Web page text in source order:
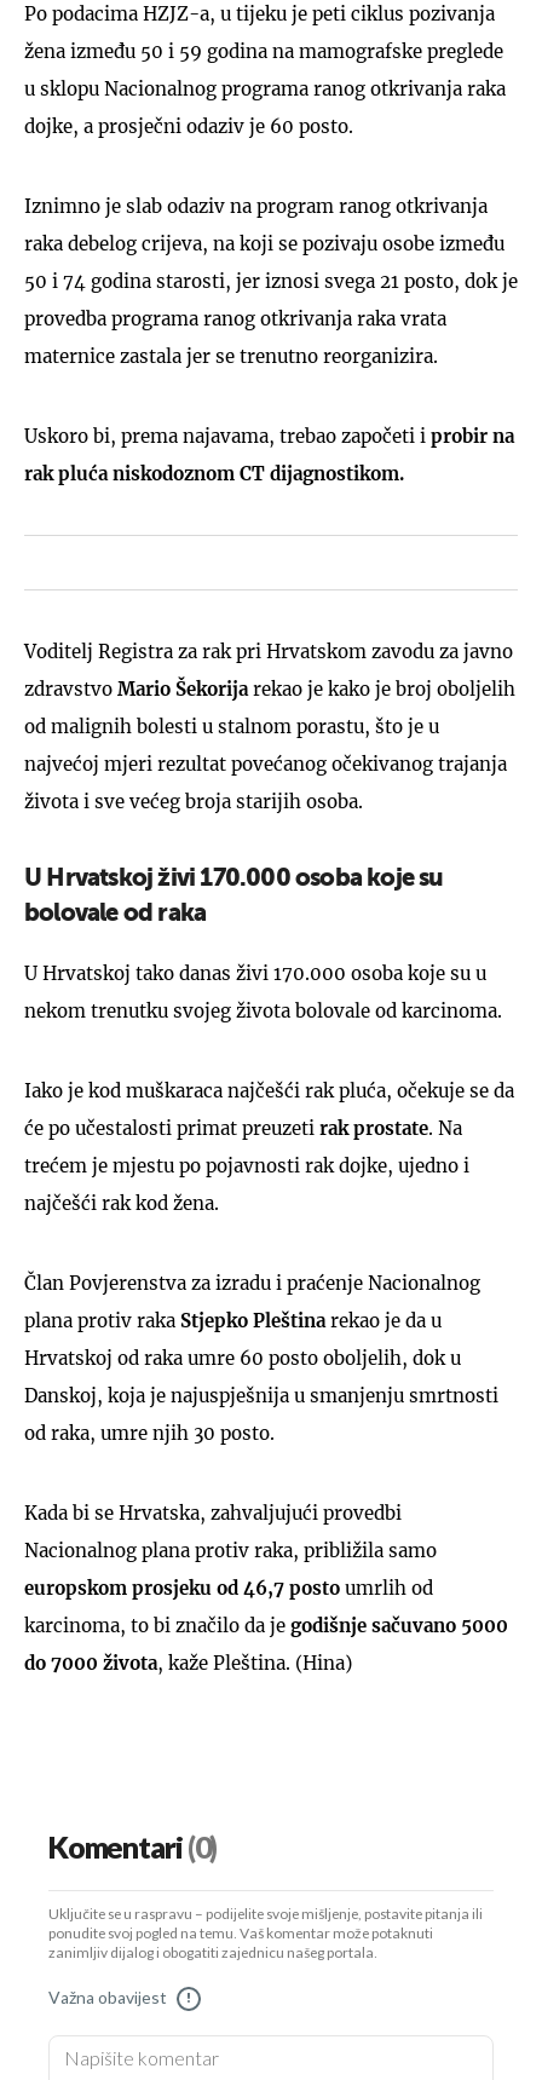
Po podacima HZJZ-a, u tijeku je peti ciklus pozivanja
žena između 50 i 59 godina na mamografske preglede
u sklopu Nacionalnog programa ranog otkrivanja raka
dojke, a prosječni odaziv je 60 posto.
Iznimno je slab odaziv na program ranog otkrivanja
raka debelog crijeva, na koji se pozivaju osobe između
50 i 74 godina starosti, jer iznosi svega 21 posto, dok je
provedba programa ranog otkrivanja raka vrata
maternice zastala jer se trenutno reorganizira.
Uskoro bi, prema najavama, trebao započeti i probir na
rak pluća niskodoznom CT dijagnostikom.
Voditelj Registra za rak pri Hrvatskom zavodu za javno
zdravstvo Mario Šekorija rekao je kako je broj oboljelih
od malignih bolesti u stalnom porastu, što je u
najvećoj mjeri rezultat povećanog očekivanog trajanja
života i sve većeg broja starijih osoba.
U Hrvatskoj živi 170.000 osoba koje su
bolovale od raka
U Hrvatskoj tako danas živi 170.000 osoba koje su u
nekom trenutku svojeg života bolovale od karcinoma.
Iako je kod muškaraca najčešći rak pluća, očekuje se da
će po učestalosti primat preuzeti rak prostate. Na
trećem je mjestu po pojavnosti rak dojke, ujedno i
najčešći rak kod žena.
Član Povjerenstva za izradu i praćenje Nacionalnog
plana protiv raka Stjepko Pleština rekao je da u
Hrvatskoj od raka umre 60 posto oboljelih, dok u
Danskoj, koja je najuspješnija u smanjenju smrtnosti
od raka, umre njih 30 posto.
Kada bi se Hrvatska, zahvaljujući provedbi
Nacionalnog plana protiv raka, približila samo
europskom prosjeku od 46,7 posto umrlih od
karcinoma, to bi značilo da je godišnje sačuvano 5000
do 7000 života, kaže Pleština. (Hina)
Komentari(0)
Uključite se u raspravu – podijelite svoje mišljenje, postavite pitanja ili
ponudite svoj pogled na temu. Vaš komentar može potaknuti
zanimljiv dijalog i obogatiti zajednicu našeg portala.
Važna obavijest !